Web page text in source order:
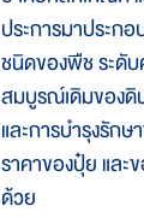
ประการมาประก
ชนิดของพืช ระดั
สมบูรณ์เดิมของดิ
และการบำรุงรัก
ราคาของปุ๋ย แล
ด้วย